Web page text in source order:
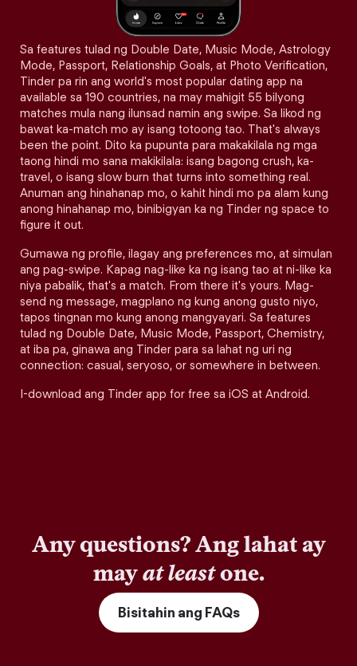
Sa features tulad ng Double Date, Music Mode, Astrology
Mode, Passport, Relationship Goals, at Photo Verification,
Tinder pa rin ang world's most popular dating app na
available sa 190 countries, na may mahigit 55 bilyong
matches mula nang ilunsad namin ang swipe. Sa likod ng
bawat ka-match mo ay isang totoong tao. That's always
been the point. Dito ka pupunta para makakilala ng mga
taong hindi mo sana makikilala: isang bagong crush, ka-
travel, o isang slow burn that turns into something real.
Anuman ang hinahanap mo, o kahit hindi mo pa alam kung
anong hinahanap mo, binibigyan ka ng Tinder ng space to
figure it out.
Gumawa ng profile, ilagay ang preferences mo, at simulan
ang pag-swipe. Kapag nag-like ka ng isang tao at ni-like ka
niya pabalik, that's a match. From there it's yours. Mag-
send ng message, magplano ng kung anong gusto niyo,
tapos tingnan mo kung anong mangyayari. Sa features
tulad ng Double Date, Music Mode, Passport, Chemistry,
at iba pa, ginawa ang Tinder para sa lahat ng uri ng
connection: casual, seryoso, or somewhere in between.
I-download ang Tinder app for free sa iOS at Android.
Any questions? Ang lahat ay
mayat leastone.
Bisitahin ang FAQs